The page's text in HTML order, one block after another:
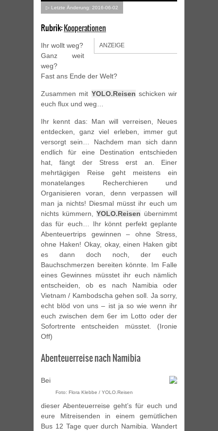
▷ Letzte Änderung: 2016-06-02
Rubrik:Kooperationen
ANZEIGE
Ihr wollt weg?
Ganz weit
weg?
Fast ans Ende der Welt?
Zusammen mit YOLO.Reisen schicken wir
euch flux und weg…
Ihr kennt das: Man will verreisen, Neues
entdecken, ganz viel erleben, immer gut
versorgt sein… Nachdem man sich dann
endlich für eine Destination entschieden
hat, fängt der Stress erst an. Einer
mehrtägigen Reise geht meistens ein
monatelanges Recherchieren und
Organisieren voran, denn verpassen will
man ja nichts! Diesmal müsst ihr euch um
nichts kümmern,YOLO.Reisen übernimmt
das für euch… Ihr könnt perfekt geplante
Abenteuertrips gewinnen – ohne Stress,
ohne Haken! Okay, okay, einen Haken gibt
es dann doch noch, der euch
Bauchschmerzen bereiten könnte. Im Falle
eines Gewinnes müsstet ihr euch nämlich
entscheiden, ob es nach Namibia oder
Vietnam / Kambodscha gehen soll. Ja sorry,
echt blöd von uns – ist ja so wie wenn ihr
euch zwischen dem 6er im Lotto oder der
Sofortrente entscheiden müsstet. (Ironie
Off)
Abenteuerreise nach Namibia
Foto: Flora Klebbe / YOLO.Reisen
Bei
dieser Abenteuerreise geht’s für euch und
eure Mitreisenden in einem gemütlichen
Bus 12 Tage quer durch Namibia. Wandert